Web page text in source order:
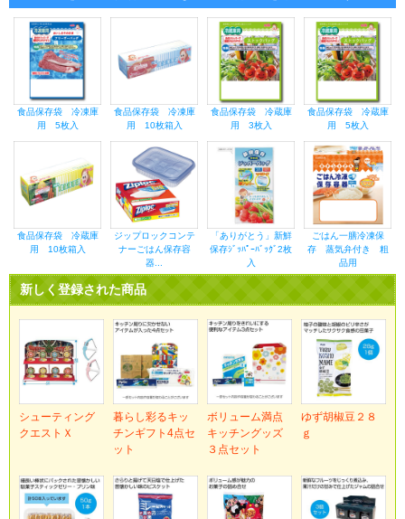
食品保存袋 冷凍庫
用 5枚入
食品保存袋 冷凍庫
用 10枚箱入
食品保存袋 冷蔵庫
用 3枚入
食品保存袋 冷蔵庫
用 5枚入
食品保存袋 冷蔵庫
用 10枚箱入
ジップロックコンテ
ナーごはん保存容
器...
「ありがとう」新鮮
保存ｼﾞｯﾊﾟｰﾊﾞｯｸﾞ2枚
入
ごはん一膳冷凍保
存 蒸気弁付き 粗
品用
新しく登録された商品
シューティング
クエストＸ
暮らし彩るキッ
チンギフト4点セ
ット
ボリューム満点
キッチングッズ
３点セット
ゆず胡椒豆２８
ｇ